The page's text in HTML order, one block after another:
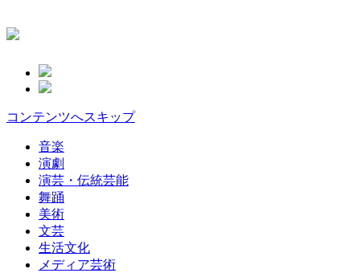
コンテンツへスキップ
音楽
演劇
演芸・伝統芸能
舞踊
美術
文芸
生活文化
メディア芸術